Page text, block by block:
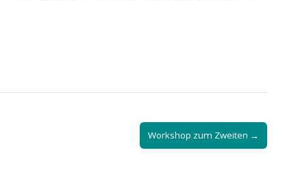
Workshop zum Zweiten →